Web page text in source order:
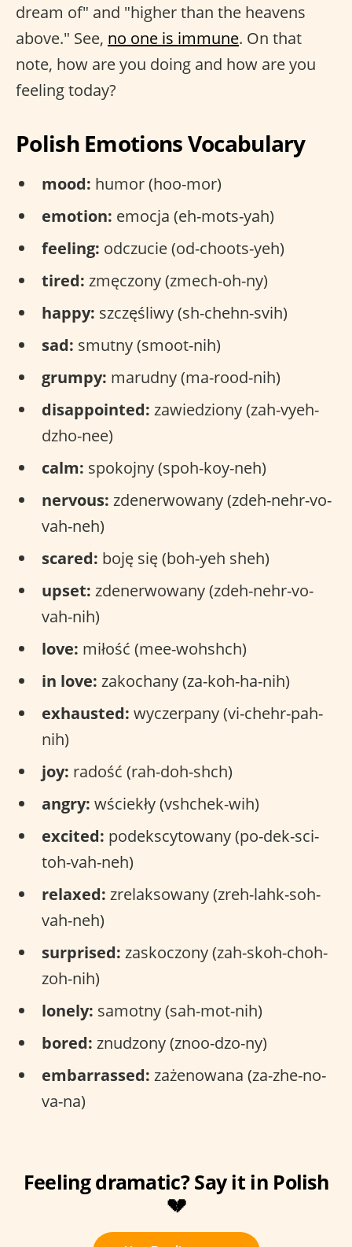
dream of" and "higher than the heavens
above." See, no one is immune. On that
note, how are you doing and how are you
feeling today?
Polish Emotions Vocabulary
mood: humor (hoo-mor)
emotion: emocja (eh-mots-yah)
feeling: odczucie (od-choots-yeh)
tired: zmęczony (zmech-oh-ny)
happy: szczęśliwy (sh-chehn-svih)
sad: smutny (smoot-nih)
grumpy: marudny (ma-rood-nih)
disappointed: zawiedziony (zah-vyeh-
dzho-nee)
calm: spokojny (spoh-koy-neh)
nervous: zdenerwowany (zdeh-nehr-vo-
vah-neh)
scared: boję się (boh-yeh sheh)
upset: zdenerwowany (zdeh-nehr-vo-
vah-nih)
love: miłość (mee-wohshch)
in love: zakochany (za-koh-ha-nih)
exhausted: wyczerpany (vi-chehr-pah-
nih)
joy: radość (rah-doh-shch)
angry: wściekły (vshchek-wih)
excited: podekscytowany (po-dek-sci-
toh-vah-neh)
relaxed: zrelaksowany (zreh-lahk-soh-
vah-neh)
surprised: zaskoczony (zah-skoh-choh-
zoh-nih)
lonely: samotny (sah-mot-nih)
bored: znudzony (znoo-dzo-ny)
embarrassed: zażenowana (za-zhe-no-
va-na)
Feeling dramatic? Say it in Polish
💔